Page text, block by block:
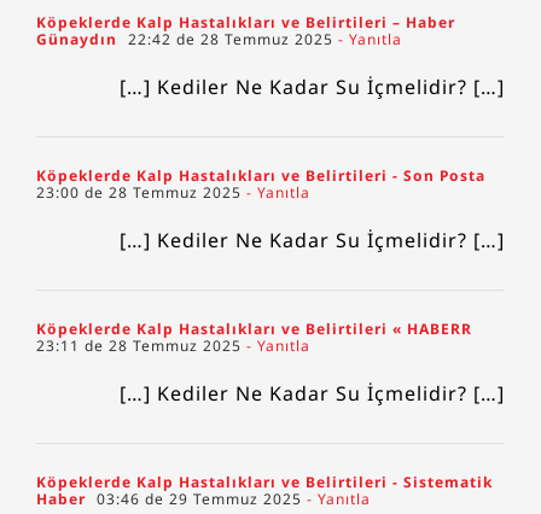
Köpeklerde Kalp Hastalıkları ve Belirtileri – Haber
Günaydın
22:42 de 28 Temmuz 2025 - Yanıtla
[…] Kediler Ne Kadar Su İçmelidir? […]
Köpeklerde Kalp Hastalıkları ve Belirtileri - Son Posta
23:00 de 28 Temmuz 2025 - Yanıtla
[…] Kediler Ne Kadar Su İçmelidir? […]
Köpeklerde Kalp Hastalıkları ve Belirtileri « HABERR
23:11 de 28 Temmuz 2025 - Yanıtla
[…] Kediler Ne Kadar Su İçmelidir? […]
Köpeklerde Kalp Hastalıkları ve Belirtileri - Sistematik
Haber 03:46 de 29 Temmuz 2025 - Yanıtla